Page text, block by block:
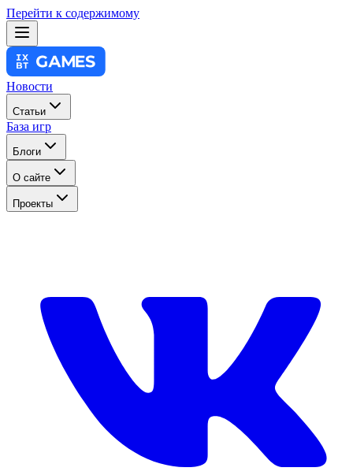
Перейти к содержимому
Новости
Статьи
База игр
Блоги
О сайте
Проекты